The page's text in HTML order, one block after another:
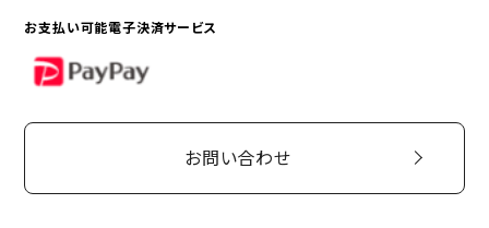
お支払い可能電子決済サービス
PayPay
お問い合わせ